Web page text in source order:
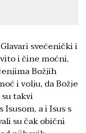
svećenički i
i čine moćni,
Božjih
i volju, da Božje
takvi
a i Isus s
su čak obični